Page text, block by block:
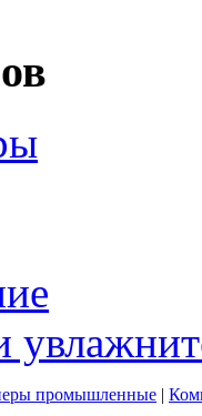
промышленные |